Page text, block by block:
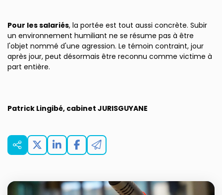
Pour les salariés, la portée est tout aussi concrète. Subir
un environnement humiliant ne se résume pas à être
l'objet nommé d'une agression. Le témoin contraint, jour
après jour, peut désormais être reconnu comme victime à
part entière.
Patrick Lingibé, cabinet JURISGUYANE